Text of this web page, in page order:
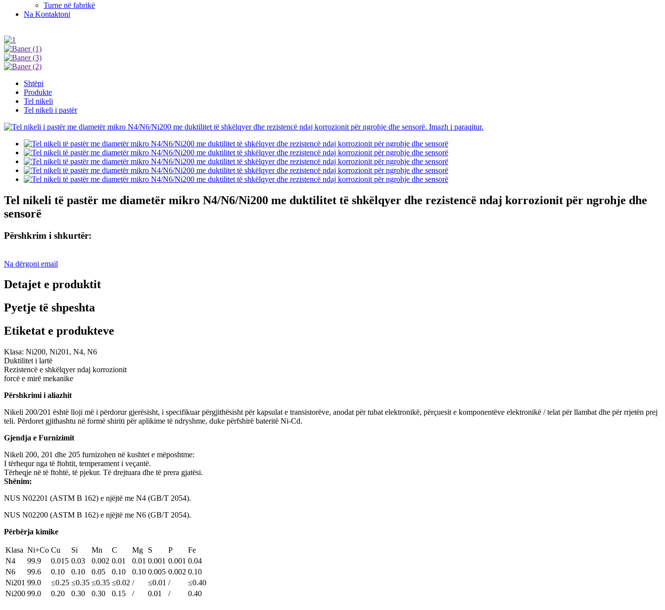
Turne në fabrikë
Na Kontaktoni
Shtëpi
Produkte
Tel nikeli
Tel nikeli i pastër
Tel nikeli të pastër me diametër mikro N4/N6/Ni200 me duktilitet të shkëlqyer dhe rezistencë ndaj korrozionit për ngrohje dhe
sensorë
Përshkrim i shkurtër:
Na dërgoni email
Detajet e produktit
Pyetje të shpeshta
Etiketat e produkteve
Klasa: Ni200, Ni201, N4, N6
Duktilitet i lartë
Rezistencë e shkëlqyer ndaj korrozionit
forcë e mirë mekanike
Përshkrimi i aliazhit
Nikeli 200/201 është lloji më i përdorur gjerësisht, i specifikuar përgjithësisht për kapsulat e transistorëve, anodat për tubat elektronikë, përçuesit e komponentëve elektronikë / telat për llambat dhe për rrjetën prej
teli. Përdoret gjithashtu në formë shiriti për aplikime të ndryshme, duke përfshirë bateritë Ni-Cd.
Gjendja e Furnizimit
Nikeli 200, 201 dhe 205 furnizohen në kushtet e mëposhtme:
I tërhequr nga të ftohtit, temperament i veçantë.
Tërheqje në të ftohtë, të pjekur. Të drejtuara dhe të prera gjatësi.
Shënim:
NUS N02201 (ASTM B 162) e njëjtë me N4 (GB/T 2054).
NUS N02200 (ASTM B 162) e njëjtë me N6 (GB/T 2054).
Përbërja kimike
Klasa Ni+Co Cu Si Mn C Mg S P
Fe
N4
99.9 0.015 0.03 0.002 0.01 0.01 0.001 0.001 0.04
N6
99.6 0.10 0.10 0.05 0.10 0.10 0.005 0.002 0.10
Ni201 99.0 ≤0.25 ≤0.35 ≤0.35 ≤0.02 / ≤0.01 /
≤0.40
Ni200 99.0 0.20 0.30 0.30 0.15 / 0.01 / 0.40